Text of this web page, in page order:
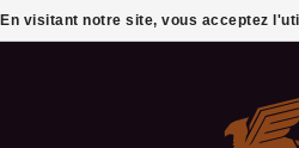
En visitant notre site, vous acceptez